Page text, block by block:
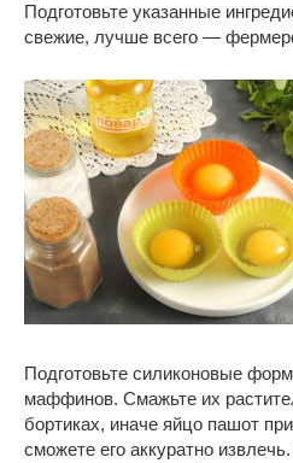
Подготовьте указанные
свежие, лучше всего —
Подготовьте силиконовые
маффинов. Смажьте их
бортиках, иначе яйцо пашот
сможете его аккуратно